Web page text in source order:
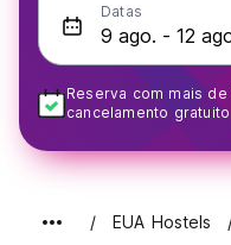
Datas
Reserva com mais
cancelamento
EUA Hostels